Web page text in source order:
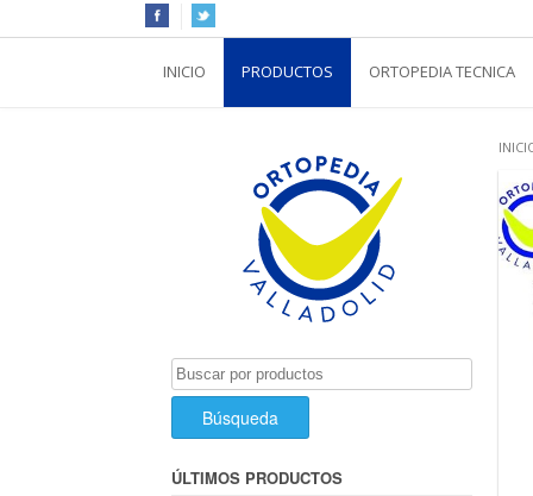
INICIO PRODUCTOS ORTOPEDIA TECNICA
Buscar
por:
ÚLTIMOS PRODUCTOS